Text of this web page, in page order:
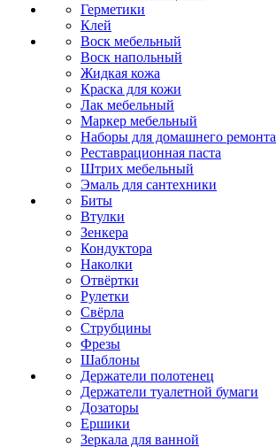
Герметики
Клей
Воск мебельный
Воск напольный
Жидкая кожа
Краска для кожи
Лак мебельный
Маркер мебельный
Наборы для домашнего ремонта
Реставрационная паста
Штрих мебельный
Эмаль для сантехники
Биты
Втулки
Зенкера
Кондуктора
Наколки
Отвёртки
Рулетки
Свёрла
Струбцины
Фрезы
Шаблоны
Держатели полотенец
Держатели туалетной бумаги
Дозаторы
Ершики
Зеркала для ванной